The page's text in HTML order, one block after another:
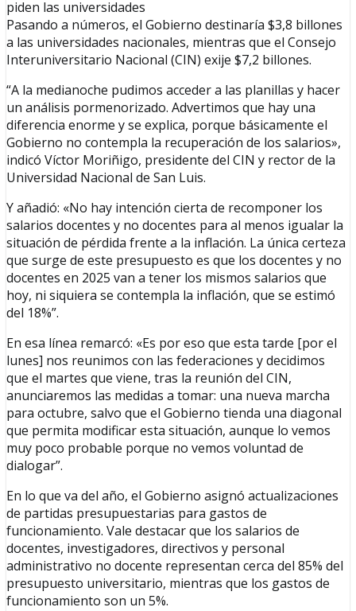
piden las universidades
Pasando a números, el Gobierno destinaría $3,8 billones
a las universidades nacionales, mientras que el Consejo
Interuniversitario Nacional (CIN) exije $7,2 billones.
“A la medianoche pudimos acceder a las planillas y hacer
un análisis pormenorizado. Advertimos que hay una
diferencia enorme y se explica, porque básicamente el
Gobierno no contempla la recuperación de los salarios»,
indicó Víctor Moriñigo, presidente del CIN y rector de la
Universidad Nacional de San Luis.
Y añadió: «No hay intención cierta de recomponer los
salarios docentes y no docentes para al menos igualar la
situación de pérdida frente a la inflación. La única certeza
que surge de este presupuesto es que los docentes y no
docentes en 2025 van a tener los mismos salarios que
hoy, ni siquiera se contempla la inflación, que se estimó
del 18%”.
En esa línea remarcó: «Es por eso que esta tarde [por el
lunes] nos reunimos con las federaciones y decidimos
que el martes que viene, tras la reunión del CIN,
anunciaremos las medidas a tomar: una nueva marcha
para octubre, salvo que el Gobierno tienda una diagonal
que permita modificar esta situación, aunque lo vemos
muy poco probable porque no vemos voluntad de
dialogar”.
En lo que va del año, el Gobierno asignó actualizaciones
de partidas presupuestarias para gastos de
funcionamiento. Vale destacar que los salarios de
docentes, investigadores, directivos y personal
administrativo no docente representan cerca del 85% del
presupuesto universitario, mientras que los gastos de
funcionamiento son un 5%.